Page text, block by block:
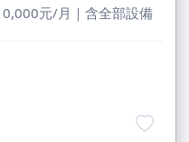
元/月｜含全部設備